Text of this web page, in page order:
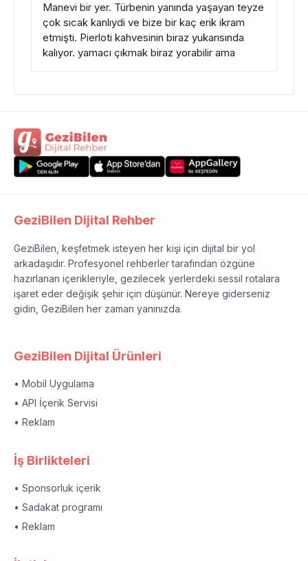
Manevi bir yer. Türbenin yanında yaşayan teyze
çok sıcak kanlıydi ve bize bir kaç erik ikram
etmişti. Pierloti kahvesinin biraz yukarısında
kalıyor. yamacı çıkmak biraz yorabilir ama
GeziBilen Dijital Rehber
GeziBilen, keşfetmek isteyen her kişi için dijital bir yol
arkadaşıdır. Profesyonel rehberler tarafından özgüne
hazırlanan içerikleriyle, gezilecek yerlerdeki sessil rotalara
işaret eder değişik şehir için düşünür. Nereye giderseniz
gidin, GeziBilen her zaman yanınızda.
GeziBilen Dijital Ürünleri
• Mobil Uygulama
• API İçerik Servisi
• Reklam
İş Birlikteleri
• Sponsorluk içerik
• Sadakat programı
• Reklam